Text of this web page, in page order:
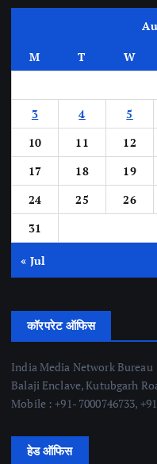
M T W
3
4 5
10
11 12
17
18 19
24
25 26
31
« Jul
कॉरपरेट ऑफिस
India Media Network Bureau
Balaji Enclave, Kutubgarh
Mobile : +91- 7000746733,
हेड ऑफिस